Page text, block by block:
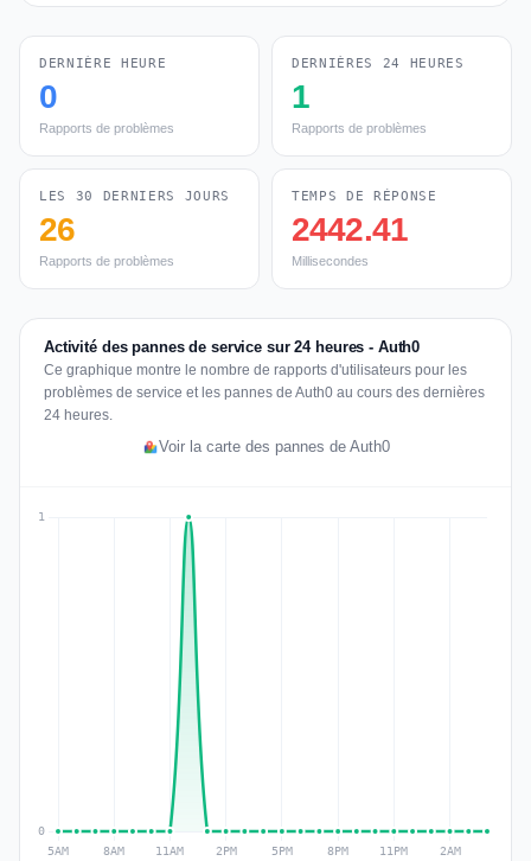
DERNIÈRE HEURE
0
Rapports de problèmes
DERNIÈRES 24 HEURES
1
Rapports de problèmes
LES 30 DERNIERS JOURS
26
Rapports de problèmes
TEMPS DE RÉPONSE
2442.41
Millisecondes
Activité des pannes de service sur 24 heures - Auth0
Ce graphique montre le nombre de rapports d'utilisateurs pour les
problèmes de service et les pannes de Auth0 au cours des dernières
24 heures.
Voir la carte des pannes de Auth0